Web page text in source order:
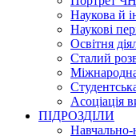
Наукова й
Наукові
Освітня
Сталий
Міжнародна
Асоціація
ПІДРОЗДІЛИ
Навчально-